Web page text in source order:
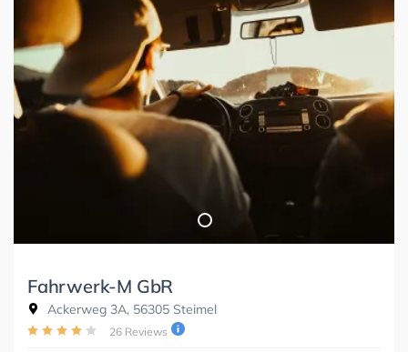
Fahrwerk-M GbR
Ackerweg 3A, 56305 Steimel
26 Reviews